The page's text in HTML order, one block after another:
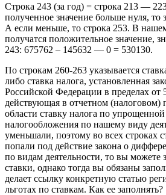
Строка 243 (за год) = строка 213 —
полученное значение больше нуля, то
А если меньше, то строка 253. В
получатся положительное значение,
243: 675762 – 145632 — 0 = 530130.
По строкам 260-263 указывается
либо ставка налога, установленная
Российской Федерации в пределах от
действующая в отчетном (налоговом)
области ставку налога по
налогообложения по нашему виду
уменьшали, поэтому во всех строках
попали под действие закона о
по видам деятельности, то вы можете
ставки, однако тогда вы обязаны
делает ссылку конкретную статью
льготах по ставкам. Как ее заполнять?